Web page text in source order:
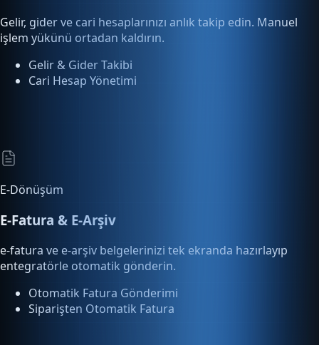
Gelir & Gider Takibi
Cari Hesap Yönetimi
E-Fatura & E-Arşiv
e-fatura ve e-arşiv belgelerinizi tek ekranda hazırlayıp
entegratörle otomatik gönderin.
Otomatik Fatura Gönderimi
Siparişten Otomatik Fatura